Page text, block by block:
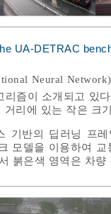
UA-DETRAC
Neural
리즘이 소개되고 있
거리에 있는 작은 크
기반의 딥러닝 프
모델을 이용하여
붉은색 영역은 차